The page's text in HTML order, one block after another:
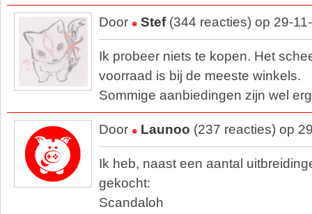
Door Stef(344 reacties) op 29-
Ik probeer niets te kopen. Het
voorraad is bij de meeste winkels.
Sommige aanbiedingen zijn wel
Door Launoo (237 reacties) op
Ik heb, naast een aantal
gekocht:
Scandaloh